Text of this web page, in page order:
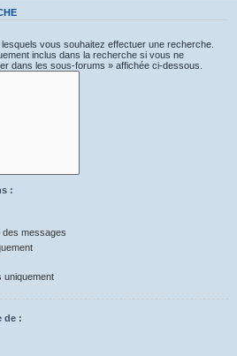
vous souhaitez effectuer une recherche.
inclus dans la recherche si vous ne
dans les sous-forums » affichée ci-dessous.
:
des messages
uniquement
de :